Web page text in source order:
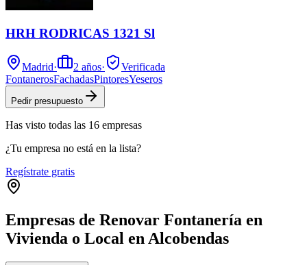
HRH RODRICAS 1321 Sl
Madrid· 2 años·
Verificada
FontanerosFachadasPintoresYeseros
Pedir presupuesto
Has visto todas las 16 empresas
¿Tu empresa no está en la lista?
Regístrate gratis
Empresas de Renovar Fontanería en
Vivienda o Local en Alcobendas